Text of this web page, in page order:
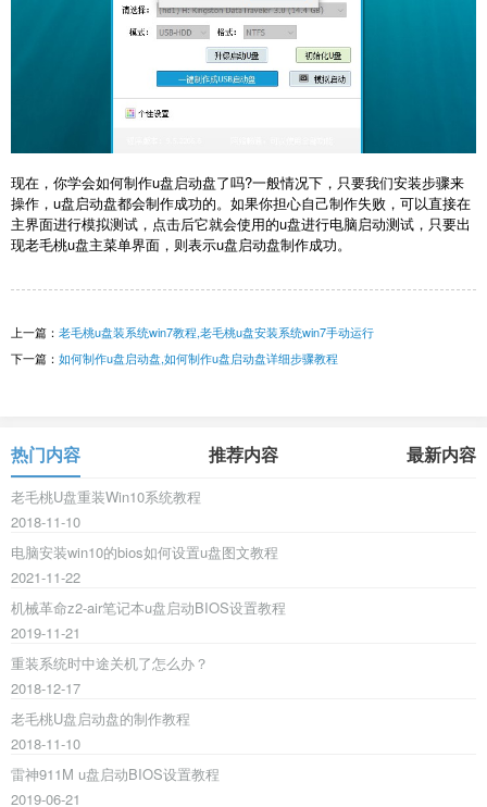
现在，你学会如何制作u盘启动盘了吗?一般情况下，只要我们安装步骤来
操作，u盘启动盘都会制作成功的。如果你担心自己制作失败，可以直接在
主界面进行模拟测试，点击后它就会使用的u盘进行电脑启动测试，只要出
现老毛桃u盘主菜单界面，则表示u盘启动盘制作成功。
上一篇： 老毛桃u盘装系统win7教程,老毛桃u盘安装系统win7手动运行
下一篇： 如何制作u盘启动盘,如何制作u盘启动盘详细步骤教程
热门内容 推荐内容 最新内容
老毛桃U盘重装Win10系统教程
2018-11-10
电脑安装win10的bios如何设置u盘图文教程
2021-11-22
机械革命z2-air笔记本u盘启动BIOS设置教程
2019-11-21
重装系统时中途关机了怎么办？
2018-12-17
老毛桃U盘启动盘的制作教程
2018-11-10
雷神911M u盘启动BIOS设置教程
2019-06-21